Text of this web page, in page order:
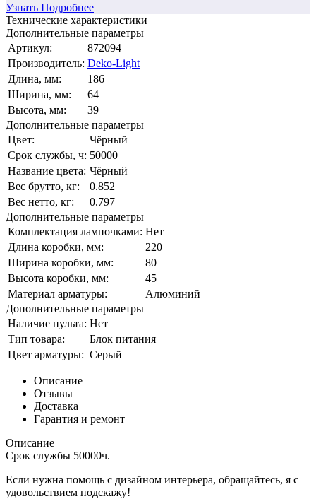
Узнать Подробнее
Технические характеристики
Дополнительные параметры
Артикул:
872094
Производитель: Deko-Light
Длина, мм:
186
Ширина, мм:
64
Высота, мм:
39
Дополнительные параметры
Цвет:
Чёрный
Срок службы, ч: 50000
Название цвета: Чёрный
Вес брутто, кг:
0.852
Вес нетто, кг:
0.797
Дополнительные параметры
Комплектация лампочками: Нет
Длина коробки, мм:
220
Ширина коробки, мм:
80
Высота коробки, мм:
45
Материал арматуры:
Алюминий
Дополнительные параметры
Наличие пульта: Нет
Тип товара:
Блок питания
Цвет арматуры: Серый
Описание
Отзывы
Доставка
Гарантия и ремонт
Описание
Срок службы 50000ч.
Если нужна помощь с дизайном интерьера, обращайтесь, я с
удовольствием подскажу!